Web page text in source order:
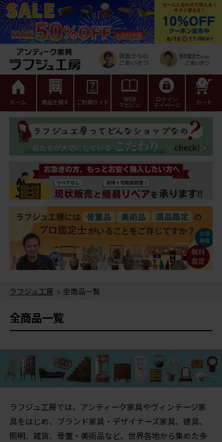
ホーム 商品を探す ご利用ガイド WEB
マガジン
ログイン
マイページ カート
0
ラフジュ工房 > 全商品一覧
全商品一覧
ラフジュ工房では、アンティーク家具やヴィンテージ家
具をはじめ、ブランド家具・デザイナーズ家具、建具、
照明、雑貨、骨董・美術品など、世界各地から集めた多